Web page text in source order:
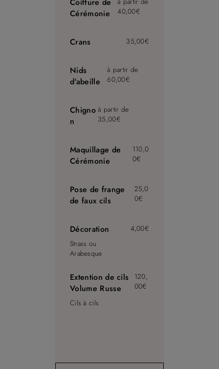
Cérémonie
40,00€
Crans 35,00€
Nids
d'abeille
à partir de
60,00€
Chigno
n
à partir de
35,00€
Maquillage de
Cérémonie
110,0
0€
Pose de frange
de faux cils
25,0
0€
Décoration
4,00€
Strass ou
Arabesque
Extention de cils
Volume Russe
120,
00€
Cils à cils